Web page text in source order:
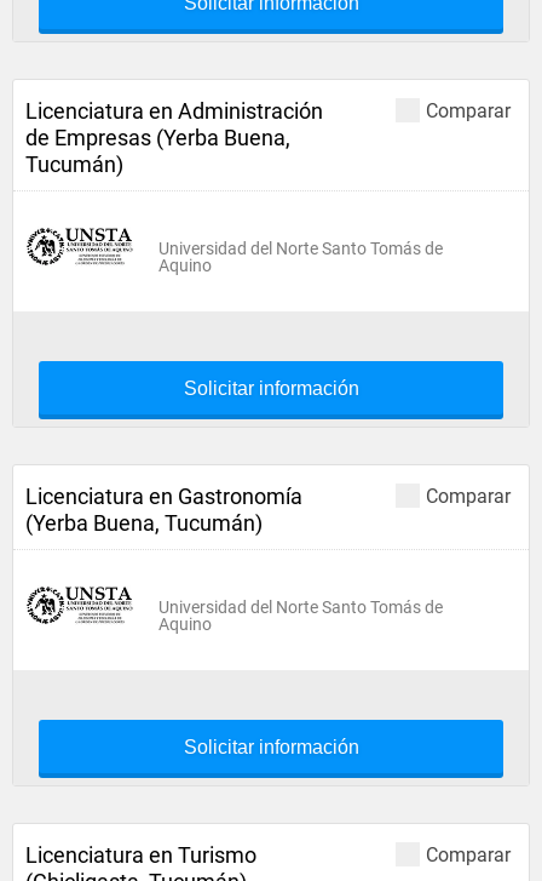
Comparar
Licenciatura en Administración
de Empresas (Yerba Buena,
Tucumán)
Universidad del Norte Santo Tomás de
Aquino
Solicitar información
Comparar
Licenciatura en Gastronomía
(Yerba Buena, Tucumán)
Universidad del Norte Santo Tomás de
Aquino
Solicitar información
Comparar
Licenciatura en Turismo